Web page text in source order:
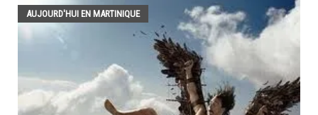
AUJOURD'HUI EN MARTINIQUE